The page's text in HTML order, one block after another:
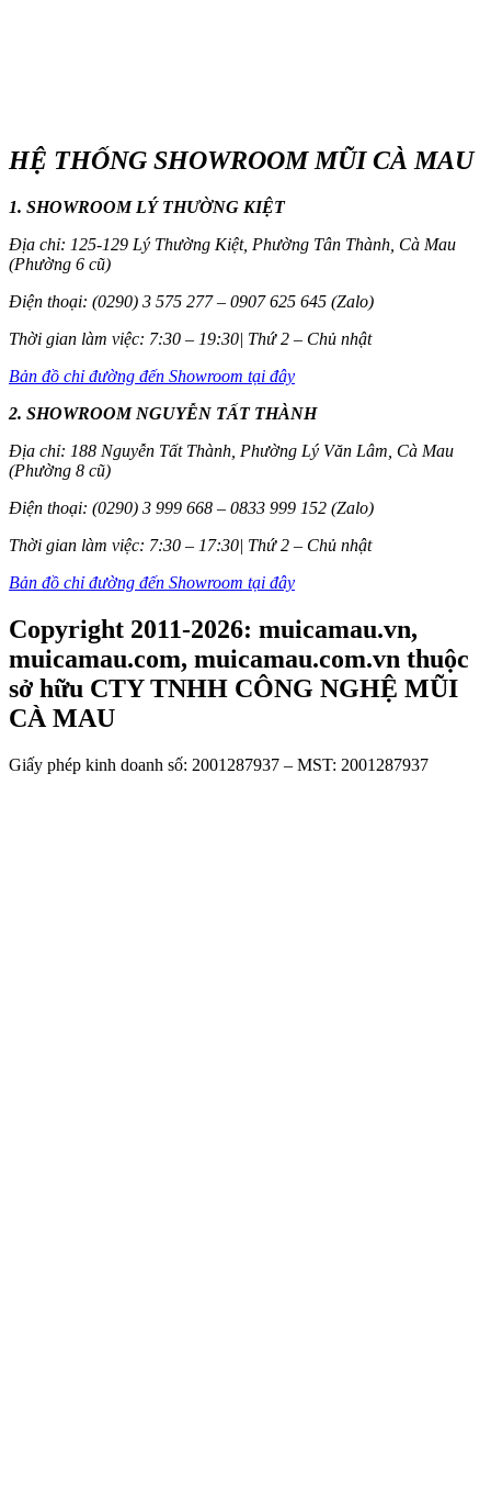
HỆ THỐNG SHOWROOM MŨI CÀ MAU
1. SHOWROOM LÝ THƯỜNG KIỆT
Địa chỉ: 125-129 Lý Thường Kiệt, Phường Tân Thành, Cà Mau
(Phường 6 cũ)
Điện thoại: (0290) 3 575 277 – 0907 625 645 (Zalo)
Thời gian làm việc: 7:30 – 19:30| Thứ 2 – Chủ nhật
Bản đồ chỉ đường đến Showroom tại đây
2. SHOWROOM NGUYỄN TẤT THÀNH
Địa chỉ: 188 Nguyễn Tất Thành, Phường Lý Văn Lâm, Cà Mau
(Phường 8 cũ)
Điện thoại: (0290) 3 999 668 – 0833 999 152 (Zalo)
Thời gian làm việc: 7:30 – 17:30| Thứ 2 – Chủ nhật
Bản đồ chỉ đường đến Showroom tại đây
Copyright 2011-2026: muicamau.vn,
muicamau.com, muicamau.com.vn thuộc
sở hữu CTY TNHH CÔNG NGHỆ MŨI
CÀ MAU
Giấy phép kinh doanh số: 2001287937 – MST: 2001287937